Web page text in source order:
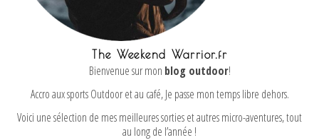
The Weekend Warrior.fr
Bienvenue sur mon blog outdoor!
Accro aux sports Outdoor et au café, Je passe mon temps libre dehors.
Voici une sélection de mes meilleures sorties et autres micro-aventures, tout
au long de l’année !